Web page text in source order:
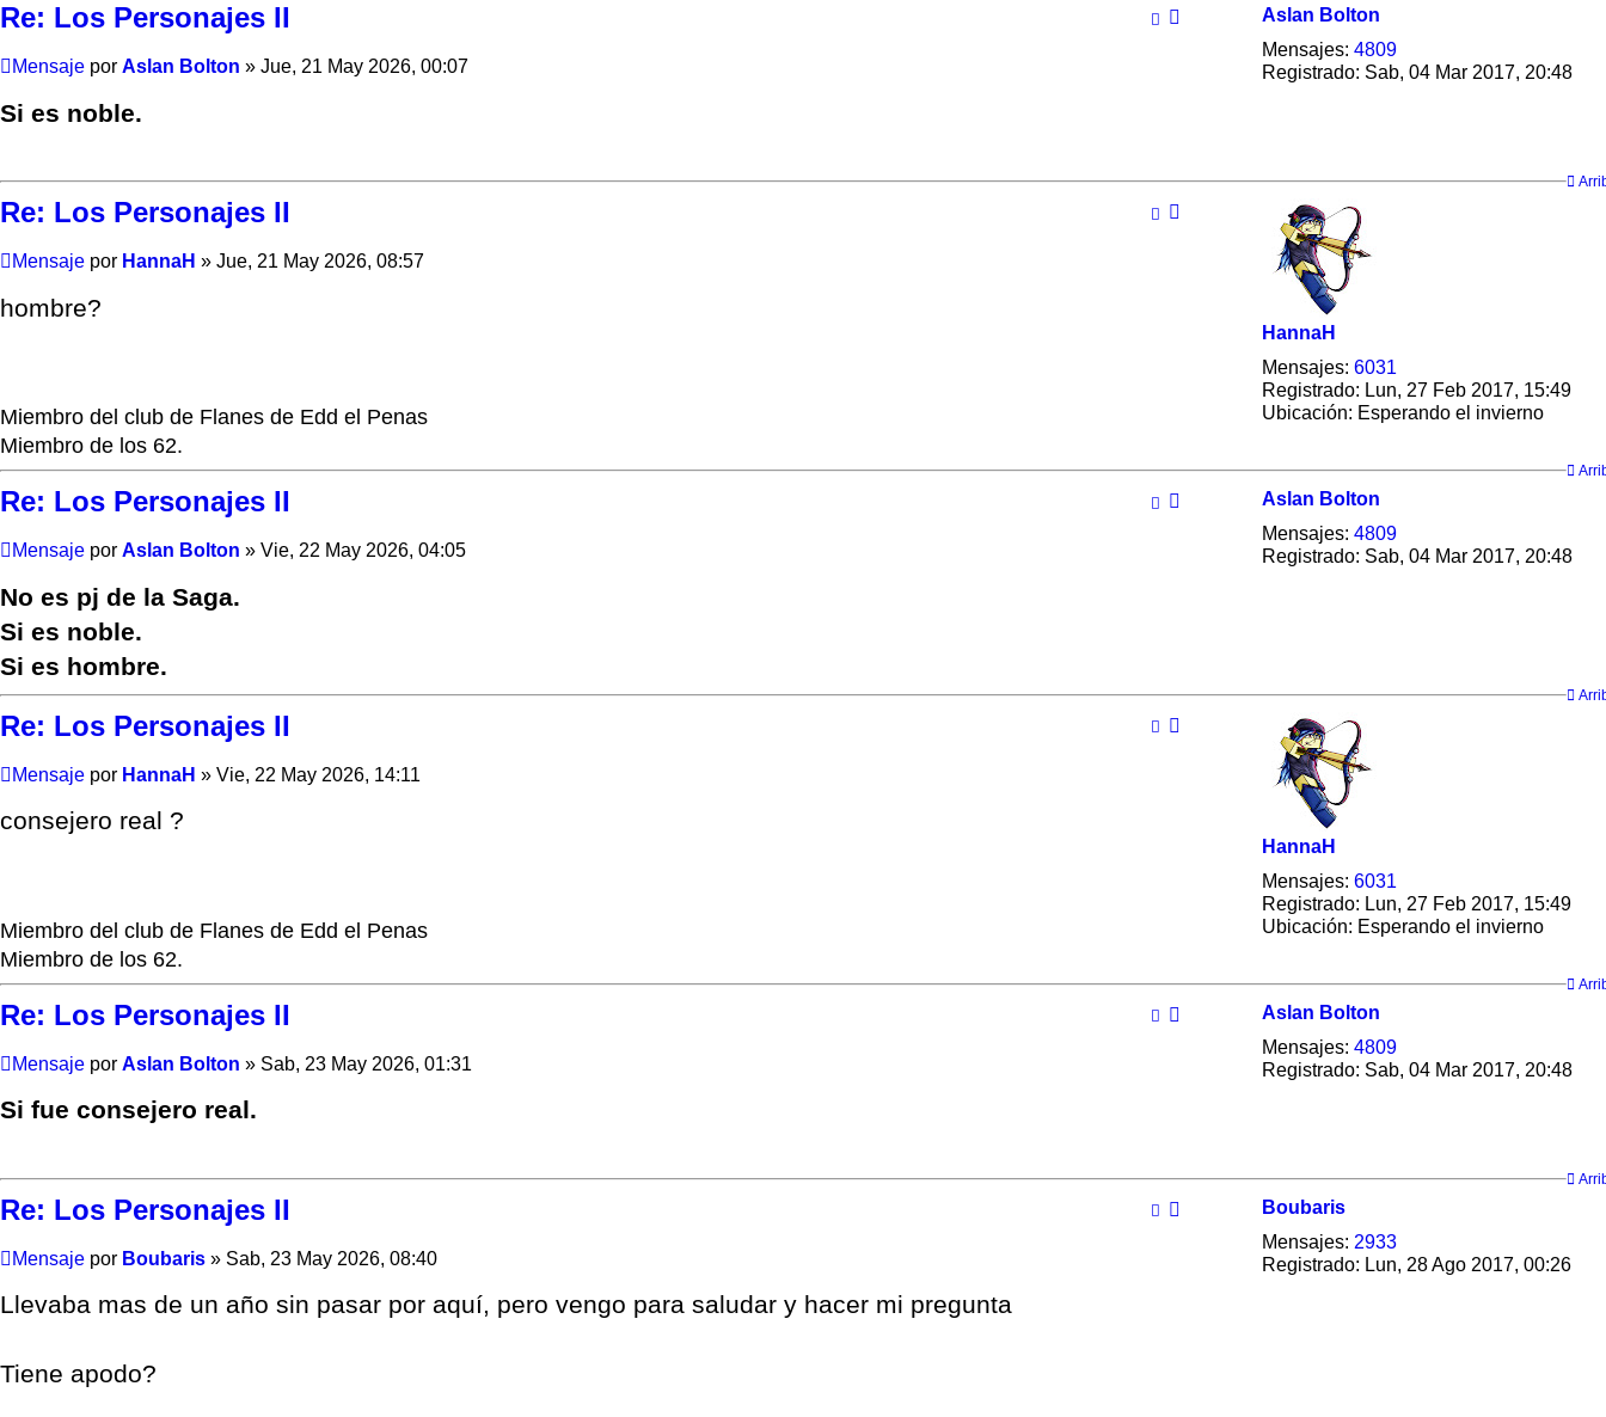
Aslan Bolton
Mensajes: 4809
Registrado: Sab, 04 Mar 2017, 20:48
Re: Los Personajes II
Mensaje por Aslan Bolton » Jue, 21 May 2026, 00:07
Si es noble.
HannaH
Mensajes: 6031
Registrado: Lun, 27 Feb 2017, 15:49
Ubicación: Esperando el invierno
Re: Los Personajes II
Mensaje por HannaH » Jue, 21 May 2026, 08:57
hombre?
Miembro del club de Flanes de Edd el Penas
Miembro de los 62.
Aslan Bolton
Mensajes: 4809
Registrado: Sab, 04 Mar 2017, 20:48
Re: Los Personajes II
Mensaje por Aslan Bolton » Vie, 22 May 2026, 04:05
No es pj de la Saga.
Si es noble.
Si es hombre.
HannaH
Mensajes: 6031
Registrado: Lun, 27 Feb 2017, 15:49
Ubicación: Esperando el invierno
Re: Los Personajes II
Mensaje por HannaH » Vie, 22 May 2026, 14:11
consejero real ?
Miembro del club de Flanes de Edd el Penas
Miembro de los 62.
Aslan Bolton
Mensajes: 4809
Registrado: Sab, 04 Mar 2017, 20:48
Re: Los Personajes II
Mensaje por Aslan Bolton » Sab, 23 May 2026, 01:31
Si fue consejero real.
Boubaris
Mensajes: 2933
Registrado: Lun, 28 Ago 2017, 00:26
Re: Los Personajes II
Mensaje por Boubaris » Sab, 23 May 2026, 08:40
Llevaba mas de un año sin pasar por aquí, pero vengo para saludar y hacer mi pregunta
Tiene apodo?